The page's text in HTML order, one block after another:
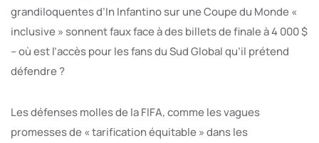
grandiloquentes d’In Infantino sur une Coupe du Monde «
inclusive » sonnent faux face à des billets de finale à 4 000 $
– où est l’accès pour les fans du Sud Global qu’il prétend
défendre ?
Les défenses molles de la FIFA, comme les vagues
promesses de « tarification équitable » dans les